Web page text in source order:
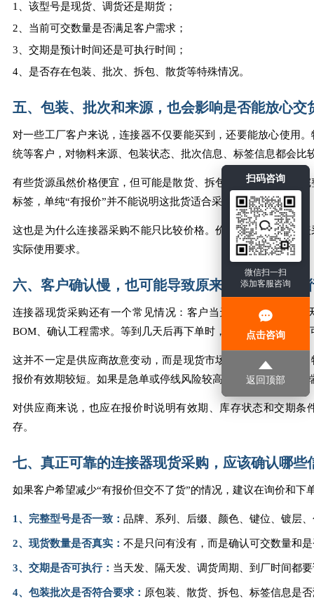
扫码咨询
微信扫一扫
添加客服咨询
点击咨询
返回顶部
1、该型号是现货、调货还是期货；
2、当前可交数量是否满足客户需求；
3、交期是预计时间还是可执行时间；
4、是否存在包装、批次、拆包、散货等特殊情况。
五、包装、批次和来源，也会影响是否能放心交
对一些工厂客户来说，连接器不仅要能买到，还要能放心使用
统等客户，对物料来源、包装状态、批次信息、标签信息都会比
有些货源虽然价格便宜，但可能是散货、拆包、尾货或包装不
标签，单纯“有报价”并不能说明这批货适合采购。
这也是为什么连接器采购不能只比较价格。价格低并不一定代
实际使用要求。
六、客户确认慢，也可能导致原来的报价无法执
连接器现货采购还有一个常见情况：客户当天询价，供应商当
BOM、确认工程需求。等到几天后再下单时，原来的库存和价格
这并不一定是供应商故意变动，而是现货市场本身就有流动性
报价有效期较短。如果是急单或停线风险较高的物料，建议采购
对供应商来说，也应在报价时说明有效期、库存状态和交期
存。
七、真正可靠的连接器现货采购，应该确认哪些
如果客户希望减少“有报价但交不了货”的情况，建议在询价和下
1、完整型号是否一致： 品牌、系列、后缀、颜色、键位、镀层
2、现货数量是否真实： 不是只问有没有，而是确认可交数量和
3、交期是否可执行： 当天发、隔天发、调货周期、到厂时间都
4、包装批次是否符合要求： 原包装、散货、拆包、标签信息是